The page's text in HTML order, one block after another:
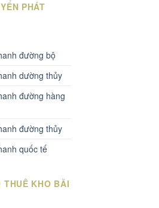
PHÁT
đường bộ
dường thủy
đường hàng
đường thủy
quốc tế
THUÊ KHO BÃI